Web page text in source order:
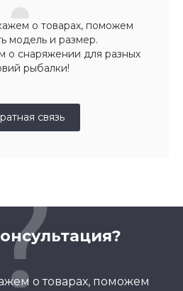
о товарах, поможем
модель и размер.
о снаряжении для разных
рыбалки!
связь
о товарах, поможем